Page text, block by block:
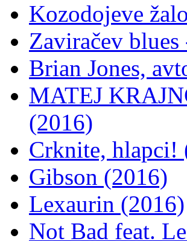
Kozodojeve
Zaviračev
Brian Jones,
MATEJ
(2016)
Crknite, hlapci!
Gibson (2016)
Lexaurin (2016)
Not Bad feat.